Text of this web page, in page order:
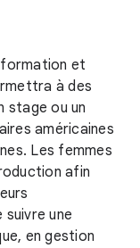
formation et
à des
stage ou un
américaines
Les femmes
afin
suivre une
en gestion